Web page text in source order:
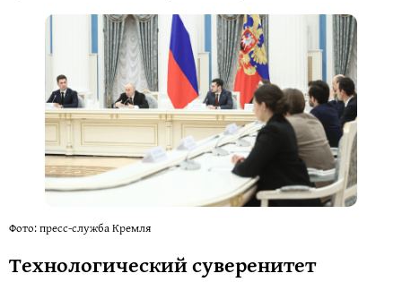
Фото: пресс-служба Кремля
Технологический суверенитет